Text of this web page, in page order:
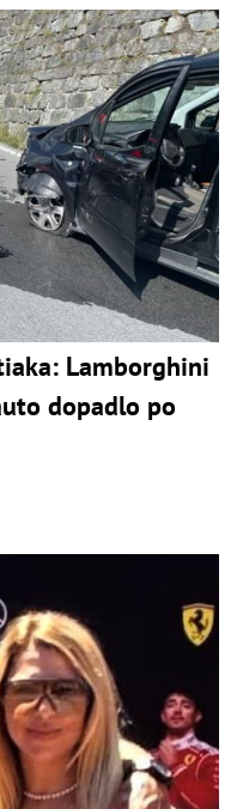
Lamborghini
dopadlo po